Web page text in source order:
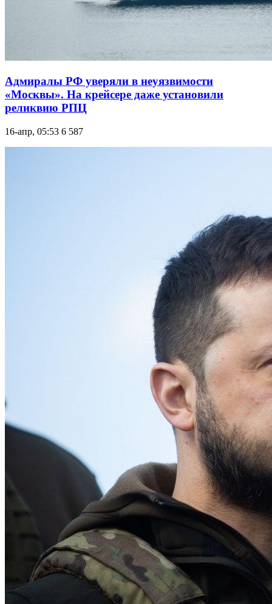
Адмиралы РФ уверяли в неуязвимости
«Москвы». На крейсере даже установили
реликвию РПЦ
16-апр, 05:53 6 587